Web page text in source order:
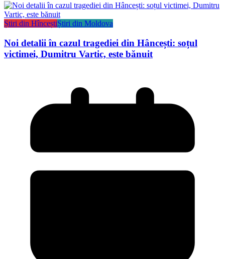
Știri din HînceștiȘtiri din Moldova
Noi detalii în cazul tragediei din Hâncești: soțul
victimei, Dumitru Vartic, este bănuit